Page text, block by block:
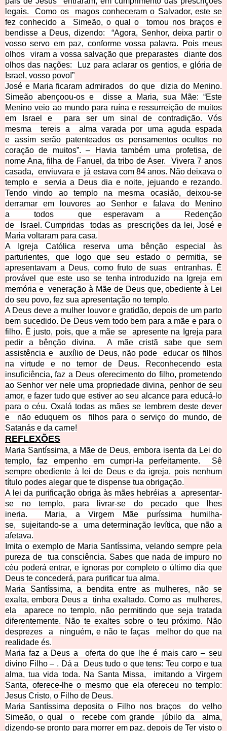
legais.
Como os
magos conheceram o Salvador, este se
fez conhecido a
Simeão, o qual o
tomou nos braços e
bendisse a Deus, dizendo:
“Agora, Senhor, deixa partir o
vosso servo em paz, conforme vossa palavra. Pois meus
olhos
viram a vossa salvação que preparastes
diante dos
olhos das nações:
Luz para aclarar os gentios, e glória de
Israel, vosso povo!”
José e Maria ficaram admirados
do que
dizia do Menino.
Simeão abençoou-os e
disse a Maria, sua Mãe: “Este
Menino veio ao mundo para ruína e ressurreição de muitos
em Israel e
para ser um sinal de contradição. Vós
mesma
tereis a
alma varada por uma aguda espada
e assim serão patenteados os pensamentos ocultos no
coração de muitos”. – Havia também uma profetisa, de
nome Ana, filha de Fanuel, da tribo de Aser.
Vivera 7 anos
casada, enviuvara e já estava com 84 anos. Não deixava o
templo e
servia a Deus dia e noite, jejuando e rezando.
Tendo vindo ao templo na mesma ocasião, deixou-se
derramar em louvores ao Senhor e falava do Menino
a
todos que esperavam a
Redenção
de
Israel. Cumpridas todas as
prescrições da lei, José e
Maria voltaram para casa.
A Igreja Católica reserva uma bênção especial às
parturientes, que logo que seu estado o permitia, se
apresentavam a Deus, como fruto de suas
entranhas. É
provável que este uso se tenha introduzido na Igreja em
memória e veneração à Mãe de Deus que, obediente à Lei
do seu povo, fez sua apresentação no templo.
A Deus deve a mulher louvor e gratidão, depois de um parto
bem sucedido. De Deus vem todo bem para a mãe e para o
filho. É justo, pois, que a mãe se
apresente na Igreja para
pedir a bênção divina.
A mãe cristã sabe que sem
assistência e
auxílio de Deus, não pode
educar os filhos
na virtude e no temor de Deus. Reconhecendo esta
insuficiência, faz a Deus oferecimento do filho, prometendo
ao Senhor ver nele uma propriedade divina, penhor de seu
amor, e fazer tudo que estiver ao seu alcance para educá-lo
para o céu. Oxalá todas as mães se lembrem deste dever
e
não eduquem os
filhos para o serviço do mundo, de
Satanás e da carne!
REFLEXÕES
Maria Santíssima, a Mãe de Deus, embora isenta da Lei do
templo, faz empenho em cumpri-la perfeitamente.
Sê
sempre obediente à lei de Deus e da igreja, pois nenhum
título podes alegar que te dispense tua obrigação.
A lei da purificação obriga às mães hebréias a
apresentar-
se no templo, para livrar-se do pecado que lhes
ineria.
Maria, a Virgem Mãe puríssima humilha-
se,
sujeitando-se a
uma determinação levítica, que não a
afetava.
Imita o exemplo de Maria Santíssima, velando sempre pela
pureza de
tua consciência. Sabes que nada de impuro no
céu poderá entrar, e ignoras por completo o último dia que
Deus te concederá, para purificar tua alma.
Maria Santíssima, a bendita entre as mulheres, não se
exalta, embora Deus a
tinha exaltado. Como as
mulheres,
ela
aparece no templo, não permitindo que seja tratada
diferentemente. Não te exaltes sobre o teu próximo. Não
desprezes
a ninguém, e não te faças
melhor do que na
realidade és.
Maria faz a Deus a
oferta do que lhe é mais caro – seu
divino Filho – . Dá a
Deus tudo o que tens: Teu corpo e tua
alma, tua vida toda. Na Santa Missa,
imitando a Virgem
Santa, oferece-lhe o mesmo que ela ofereceu no templo:
Jesus Cristo, o Filho de Deus.
Maria Santíssima deposita o Filho nos braços
do velho
Simeão, o qual
o recebe com grande júbilo da
alma,
dizendo-se pronto para morrer em paz, depois de Ter visto o